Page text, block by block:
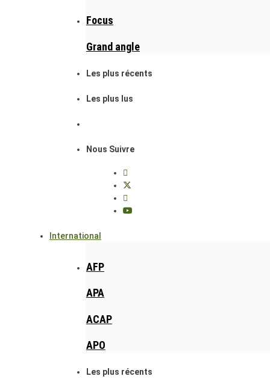
Focus
Grand angle
Les plus récents
Les plus lus
Nous Suivre
International
AFP
APA
ACAP
APO
Les plus récents